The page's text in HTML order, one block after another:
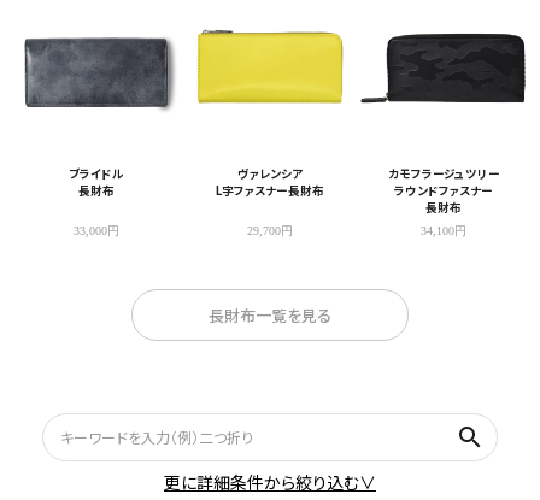
ブライドル
長財布
33,000円
ヴァレンシア
L字ファスナー長財布
29,700円
カモフラージュツリー
ラウンドファスナー
長財布
34,100円
長財布一覧を見る
search
更に詳細条件から絞り込む∨